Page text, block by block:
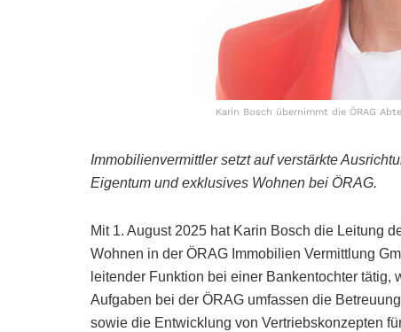
Karin Bosch übernimmt die ÖRAG
Immobilienvermittler setzt auf verstärkte
Eigentum und exklusives Wohnen bei ÖRAG.
Mit 1. August 2025 hat Karin Bosch die Leitung
Wohnen in der ÖRAG Immobilien Vermittlung
leitender Funktion bei einer Bankentochter tätig,
Aufgaben bei der ÖRAG umfassen die
sowie die Entwicklung von Vertriebskonzepten